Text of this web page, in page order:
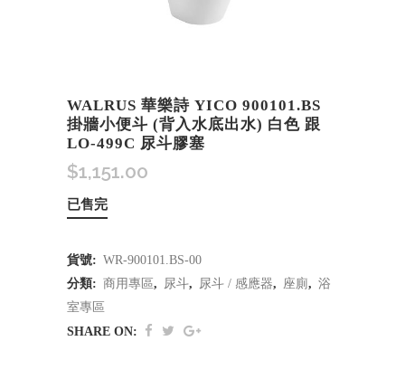
WALRUS 華樂詩 YICO 900101.BS
掛牆小便斗 (背入水底出水) 白色 跟
LO-499C 尿斗膠塞
$1,151.00
已售完
貨號: WR-900101.BS-00
分類: 商用專區, 尿斗, 尿斗 / 感應器, 座廁 , 浴
室專區
SHARE ON: